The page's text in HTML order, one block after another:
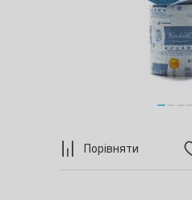
Порівняти